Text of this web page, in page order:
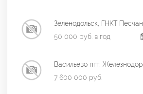
Зеленодольск, ГНКТ
50 000 руб. в год
Васильево пгт,
7 600 000 руб.